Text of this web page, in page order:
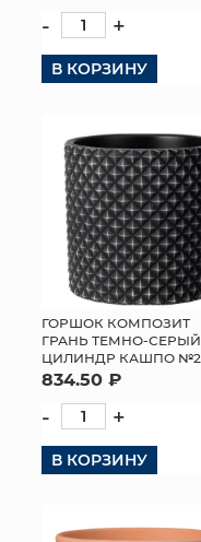
- +
В КОРЗИНУ
ГОРШОК КОМПОЗИТ
ГРАНЬ ТЕМНО-СЕРЫЙ
ЦИЛИНДР КАШПО №2
834.50 ₽
- +
В КОРЗИНУ